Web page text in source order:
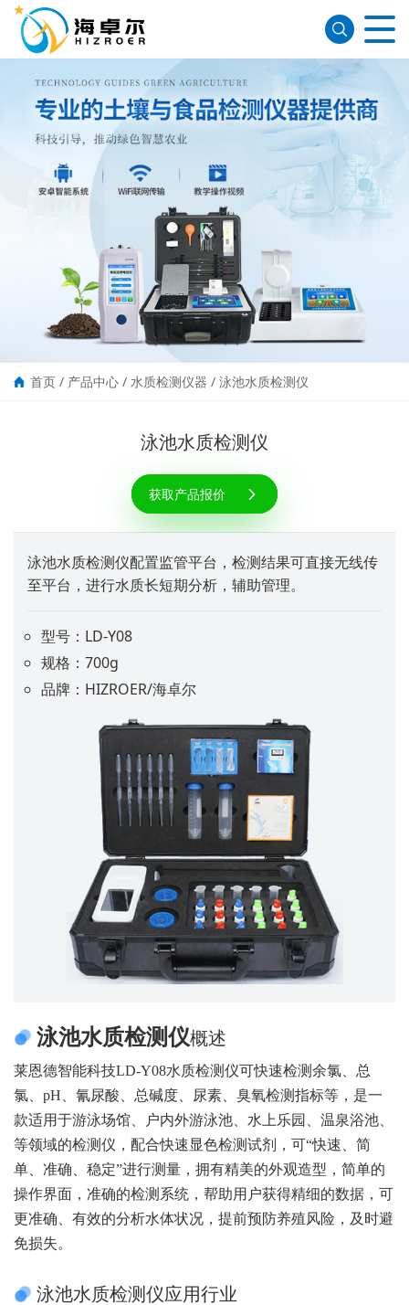
首页 / 产品中心 / 水质检测仪器 / 泳池水质检测仪
泳池水质检测仪
获取产品报价
泳池水质检测仪配置监管平台，检测结果可直接无线传
至平台，进行水质长短期分析，辅助管理。
型号：LD-Y08
规格：700g
品牌：HIZROER/海卓尔
泳池水质检测仪概述
莱恩德智能科技LD-Y08水质检测仪可快速检测余氯、总
氯、pH、氰尿酸、总碱度、尿素、臭氧检测指标等，是一
款适用于游泳场馆、户内外游泳池、水上乐园、温泉浴池、
等领域的检测仪，配合快速显色检测试剂，可“快速、简
单、准确、稳定”进行测量，拥有精美的外观造型，简单的
操作界面，准确的检测系统，帮助用户获得精细的数据，可
更准确、有效的分析水体状况，提前预防养殖风险，及时避
免损失。
泳池水质检测仪应用行业